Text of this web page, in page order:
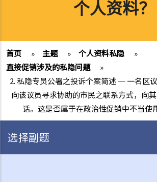
个人资料？
首页 » 主题 » 个人资料私隐
»
直接促销涉及的私隐问题
»
2. 私隐专员公署之投诉个案简述 ─ 一名区
向该议员寻求协助的市民之联系方式，向
话。这是否属于在政治性促销中不当使
选择副题